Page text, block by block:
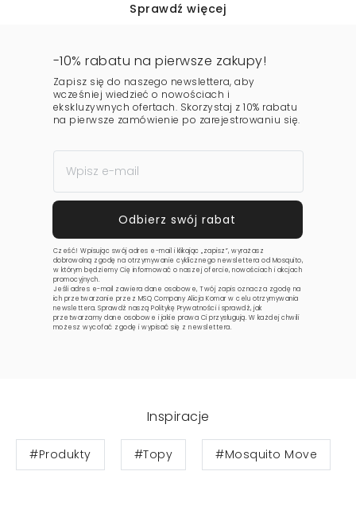
Sprawdź więcej
-10% rabatu na pierwsze zakupy!
Zapisz się do naszego newslettera, aby
wcześniej wiedzieć o nowościach i
ekskluzywnych ofertach. Skorzystaj z 10% rabatu
na pierwsze zamówienie po zarejestrowaniu się.
Cześć! Wpisując swój adres e-mail i klikając „zapisz”, wyrażasz
dobrowolną zgodę na otrzymywanie cyklicznego newslettera od Mosquito,
w którym będziemy Cię informować o naszej ofercie, nowościach i akcjach
promocyjnych.
Jeśli adres e-mail zawiera dane osobowe, Twój zapis oznacza zgodę na
ich przetwarzanie przez MSQ Company Alicja Komar w celu otrzymywania
newslettera. Sprawdź naszą Politykę Prywatnościi sprawdź, jak
przetwarzamy dane osobowe i jakie prawa Ci przysługują. W każdej chwili
możesz wycofać zgodę i wypisać się z newslettera.
Inspiracje
#Produkty #Topy #Mosquito Move